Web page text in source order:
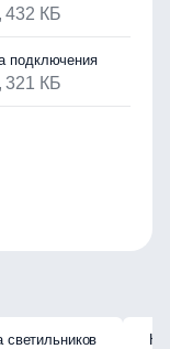
432 КБ
подключения
321 КБ
светильников